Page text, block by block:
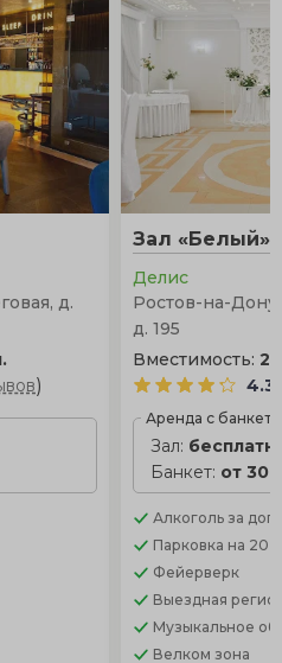
д.
)
Зал «Белый»
Делис
Ростов-на-Дону,
д. 195
Вместимость:
4.3
Аренда с
Зал:
Банкет: от
Алкоголь за
Парковка на 20
Фейерверк
Выездная
Музыкальное
Велком зона